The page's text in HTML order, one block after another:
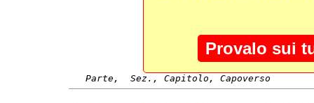
Provalo sui
Parte,  Sez., Capitolo, Capoverso